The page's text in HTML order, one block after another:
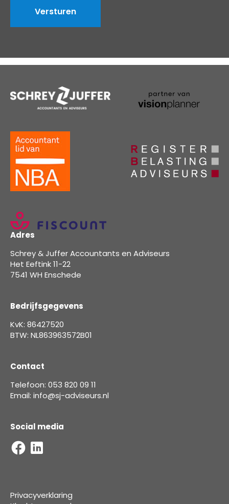
Adres
Schrey & Juffer Accountants en Adviseurs
Het Eeftink 11-22
7541 WH Enschede
Bedrijfsgegevens
KvK: 86427520
BTW: NL863963572B01
Contact
Telefoon: 053 820 09 11
Email: info@sj-adviseurs.nl
Social media
Privacyverklaring